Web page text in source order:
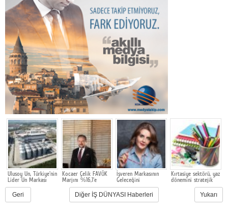
Ulusoy Un, Türkiye'nin
Lider Un Markası
Olmayı Sürdürüyor
Kocaer Çelik FAVÖK
Marjını %16,1'e
Yükselterek Bilanço
Yapısını
Güçlendirmeye
Devam Etti
İşveren Markasının
Geleceğini
Şekillendiren
Akademi 16. Kez
Başlıyor
Kırtasiye sektörü, yaz
dönemini stratejik
hazırlık ve dönüşüm
süreciyle yönetiyor
Geri Diğer İŞ DÜNYASI Haberleri Yukarı